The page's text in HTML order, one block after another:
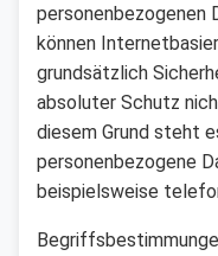
personenbezogenen
können
grundsätzlich
absoluter Schutz
diesem Grund steht
personenbezogene
beispielsweise